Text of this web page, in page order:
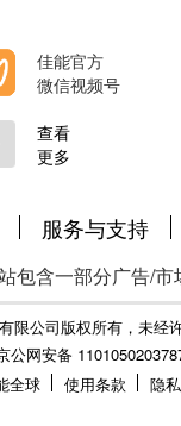
佳能官方
微信视频号
查看
更多
服务与支持
包含一部分广告/
限公司版权所有，未经
公网安备
全球
使用条款 隐